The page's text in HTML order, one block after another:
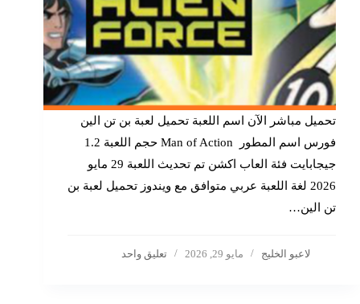
تحميل مباشر الآن اسم اللعبة تحميل لعبة بن تن الين
فورس اسم المطور Man of Action حجم اللعبة 1.2
جيجابايت فئة العاب اكشن تم تحديث اللعبة 29 مايو
2026 لغة اللعبة عربي متوافق مع ويندوز تحميل لعبة بن
تن الين…
لاعبو الخليج مايو 29, 2026 تعليق واحد